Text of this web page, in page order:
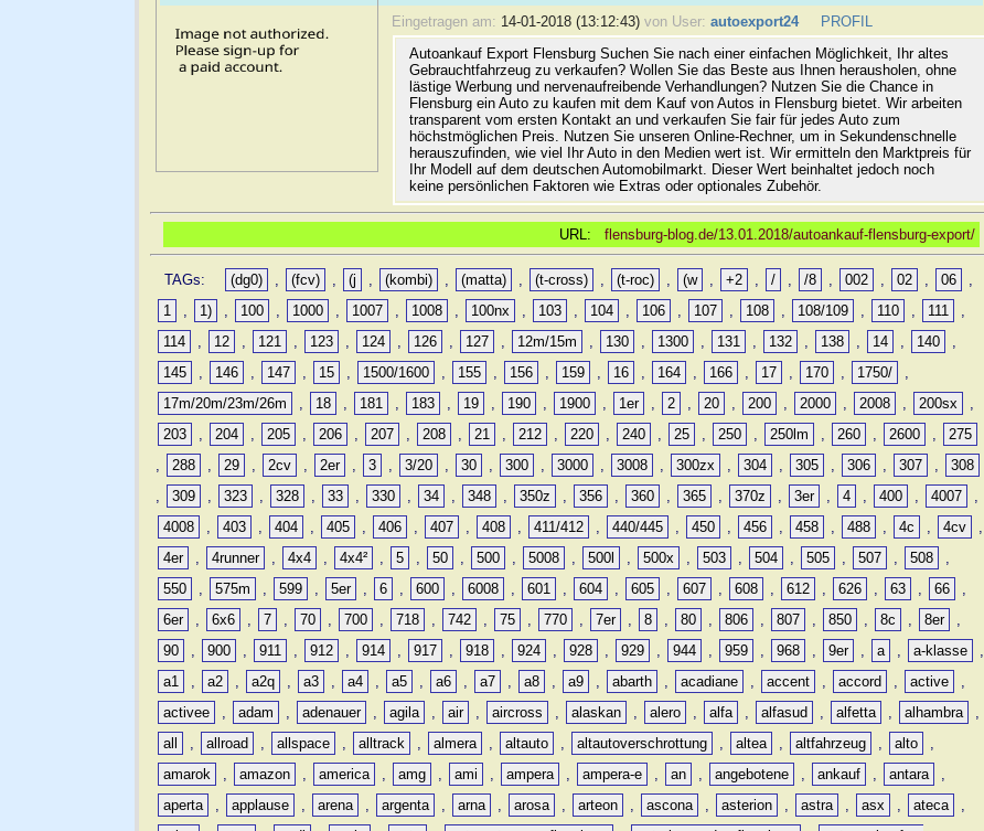
Eingetragen am: 14-01-2018 (13:12:43) von User: autoexport24
PROFIL
Autoankauf Export Flensburg Suchen Sie nach einer einfachen Möglichkeit, Ihr altes
Gebrauchtfahrzeug zu verkaufen? Wollen Sie das Beste aus Ihnen herausholen, ohne
lästige Werbung und nervenaufreibende Verhandlungen? Nutzen Sie die Chance in
Flensburg ein Auto zu kaufen mit dem Kauf von Autos in Flensburg bietet. Wir arbeiten
transparent vom ersten Kontakt an und verkaufen Sie fair für jedes Auto zum
höchstmöglichen Preis. Nutzen Sie unseren Online-Rechner, um in Sekundenschnelle
herauszufinden, wie viel Ihr Auto in den Medien wert ist. Wir ermitteln den Marktpreis für
Ihr Modell auf dem deutschen Automobilmarkt. Dieser Wert beinhaltet jedoch noch
keine persönlichen Faktoren wie Extras oder optionales Zubehör.
URL: flensburg-blog.de/13.01.2018/autoankauf-flensburg-export/
TAGs: (dg0) , (fcv) , (j , (kombi) , (matta) , (t-cross) , (t-roc) , (w , +2 , / , /8 , 002 , 02 , 06
,
1
, 1) , 100 , 1000 , 1007 , 1008 , 100nx , 103 , 104 , 106 , 107 , 108 , 108/109 , 110 , 111
,
114
, 12 , 121 , 123 , 124 , 126 , 127 , 12m/15m , 130 , 1300 , 131 , 132 , 138 , 14 , 140
,
145
, 146 , 147 , 15 , 1500/1600 , 155 , 156 , 159 , 16 , 164 , 166 , 17 , 170 , 1750/
,
17m/20m/23m/26m
, 18 , 181 , 183 , 19 , 190 , 1900 , 1er , 2 , 20 , 200 , 2000 , 2008 , 200sx
,
203
, 204 , 205 , 206 , 207 , 208 , 21 , 212 , 220 , 240 , 25 , 250 , 250lm , 260 , 2600 ,
275
,
288 , 29 , 2cv , 2er , 3 , 3/20 , 30 , 300 , 3000 , 3008 , 300zx , 304 , 305 , 306 , 307 ,
308
,
309 , 323 , 328 , 33 , 330 , 34 , 348 , 350z , 356 , 360 , 365 , 370z , 3er , 4 , 400 , 4007
,
4008
, 403 , 404 , 405 , 406 , 407 , 408 , 411/412 , 440/445 , 450 , 456 , 458 , 488 , 4c , 4cv
,
4er
, 4runner , 4x4 , 4x4² , 5 , 50 , 500 , 5008 , 500l , 500x , 503 , 504 , 505 , 507 , 508
,
550
, 575m , 599 , 5er , 6 , 600 , 6008 , 601 , 604 , 605 , 607 , 608 , 612 , 626 , 63 , 66
,
6er
, 6x6 , 7 , 70 , 700 , 718 , 742 , 75 , 770 , 7er , 8 , 80 , 806 , 807 , 850 , 8c , 8er
,
90
, 900 , 911 , 912 , 914 , 917 , 918 , 924 , 928 , 929 , 944 , 959 , 968 , 9er , a , a-klasse
,
a1
, a2 , a2q , a3 , a4 , a5 , a6 , a7 , a8 , a9 , abarth , acadiane , accent , accord , active
,
activee
, adam , adenauer , agila , air , aircross , alaskan , alero , alfa , alfasud , alfetta , alhambra
,
all
, allroad , allspace , alltrack , almera , altauto , altautoverschrottung , altea , altfahrzeug , alto
,
amarok
, amazon , america , amg , ami , ampera , ampera-e , an , angebotene , ankauf , antara
,
aperta
, applause , arena , argenta , arna , arosa , arteon , ascona , asterion , astra , asx , ateca
,